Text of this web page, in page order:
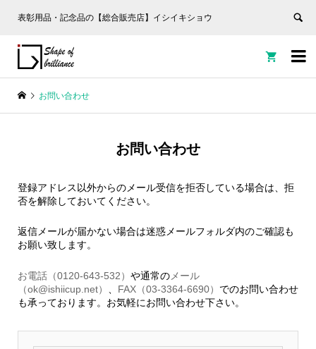
表彰用品・記念品の【総合販売店】イシイキショウ


お問い合わせ
お問い合わせ
登録アドレス以外からのメール受信を拒否している場合は、拒
否を解除しておいてください。
返信メールが届かない場合は迷惑メールフォルダ内のご確認も
お願い致します。
お電話（0120-643-532） や通常のメール
（ok@ishiicup.net）
FAX（03-3364-6690） でのお問い合わせ
も承っております。お気軽にお問い合わせ下さい。